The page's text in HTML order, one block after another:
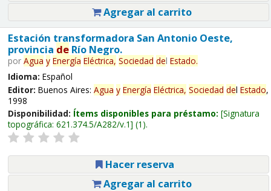
Agregar al carrito
Estación transformadora San Antonio Oeste,
provincia deRío Negro.
por Agua y Energía Eléctrica, Sociedad del Estado.
Idioma: Español
Editor: Buenos Aires: Agua y Energía Eléctrica, Sociedad del Estado,
1998
Disponibilidad: Ítems disponibles para préstamo: Signatura
topográfica: 621.374.5/A282/v.1 (1).
Hacer reserva
Agregar al carrito